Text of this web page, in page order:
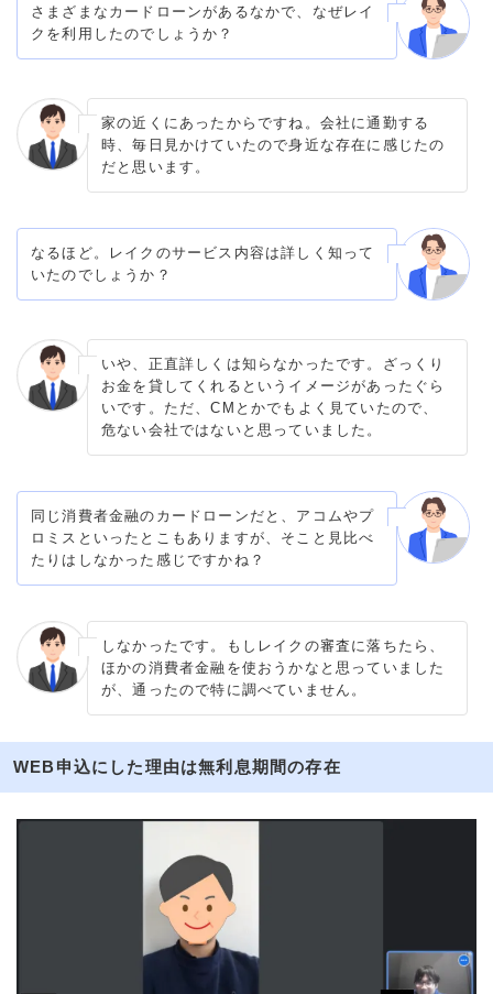
さまざまなカードローンがあるなかで、なぜレイ
クを利用したのでしょうか？
家の近くにあったからですね。会社に通勤する
時、毎日見かけていたので身近な存在に感じたの
だと思います。
なるほど。レイクのサービス内容は詳しく知って
いたのでしょうか？
いや、正直詳しくは知らなかったです。ざっくり
お金を貸してくれるというイメージがあったぐら
いです。ただ、CMとかでもよく見ていたので、
危ない会社ではないと思っていました。
同じ消費者金融のカードローンだと、アコムやプ
ロミスといったとこもありますが、そこと見比べ
たりはしなかった感じですかね？
しなかったです。もしレイクの審査に落ちたら、
ほかの消費者金融を使おうかなと思っていました
が、通ったので特に調べていません。
WEB申込にした理由は無利息期間の存在